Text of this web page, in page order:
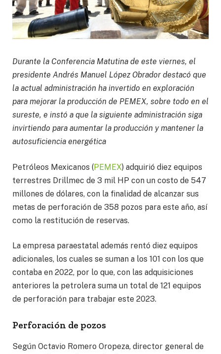
Durante la Conferencia Matutina de este viernes, el
presidente Andrés Manuel López Obrador destacó que
la actual administración ha invertido en exploración
para mejorar la producción de PEMEX, sobre todo en el
sureste, e instó a que la siguiente administración siga
invirtiendo para aumentar la producción y mantener la
autosuficiencia energética
Petróleos Mexicanos (PEMEX) adquirió diez equipos
terrestres Drillmec de 3 mil HP con un costo de 547
millones de dólares, con la finalidad de alcanzar sus
metas de perforación de 358 pozos para este año, así
como la restitución de reservas.
La empresa paraestatal además rentó diez equipos
adicionales, los cuales se suman a los 101 con los que
contaba en 2022, por lo que, con las adquisiciones
anteriores la petrolera suma un total de 121 equipos
de perforación para trabajar este 2023.
Perforación de pozos
Según Octavio Romero Oropeza, director general de